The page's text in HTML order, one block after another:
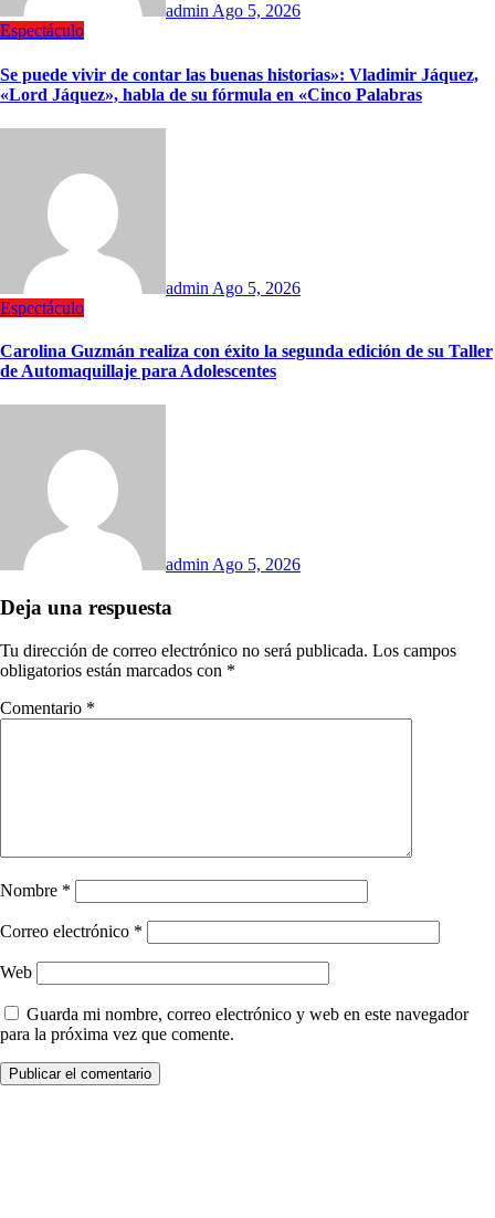
admin Ago 5, 2026
Espectáculo
Se puede vivir de contar las buenas historias»: Vladimir Jáquez,
«Lord Jáquez», habla de su fórmula en «Cinco Palabras
admin Ago 5, 2026
Espectáculo
Carolina Guzmán realiza con éxito la segunda edición de su Taller
de Automaquillaje para Adolescentes
adminAgo 5, 2026
Deja una respuesta
Tu dirección de correo electrónico no será publicada. Los campos
obligatorios están marcados con *
Comentario *
Nombre *
Correo electrónico *
Web
Guarda mi nombre, correo electrónico y web en este navegador
para la próxima vez que comente.